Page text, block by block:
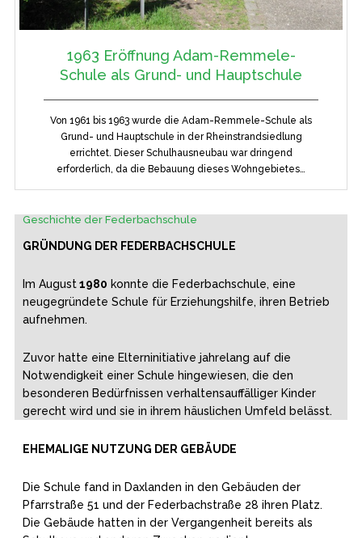
1963 Eröffnung Adam-Remmele-
Schule als Grund- und Hauptschule
Von 1961 bis 1963 wurde die Adam-Remmele-Schule als
Grund- und Hauptschule in der Rheinstrandsiedlung
errichtet. Dieser Schulhausneubau war dringend
erforderlich, da die Bebauung dieses Wohngebietes…
Geschichte der Federbachschule
GRÜNDUNG DER FEDERBACHSCHULE
Im August1980 konnte die Federbachschule, eine
neugegründete Schule für Erziehungshilfe, ihren Betrieb
aufnehmen.
Zuvor hatte eine Elterninitiative jahrelang auf die
Notwendigkeit einer Schule hingewiesen, die den
besonderen Bedürfnissen verhaltensauffälliger Kinder
gerecht wird und sie in ihrem häuslichen Umfeld belässt.
EHEMALIGE NUTZUNG DER GEBÄUDE
Die Schule fand in Daxlanden in den Gebäuden der
Pfarrstraße 51 und der Federbachstraße 28 ihren Platz.
Die Gebäude hatten in der Vergangenheit bereits als